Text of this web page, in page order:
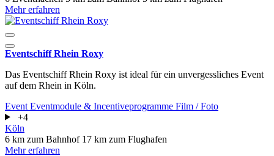
Mehr erfahren
Eventschiff Rhein Roxy
Das Eventschiff Rhein Roxy ist ideal für ein unvergessliches Event
auf dem Rhein in Köln.
Event Eventmodule & Incentiveprogramme Film / Foto
+4
Köln
6 km zum Bahnhof 17 km zum Flughafen
Mehr erfahren